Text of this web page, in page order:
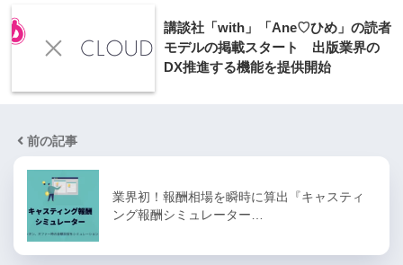
講談社「with」「Ane♡ひめ」の読者
モデルの掲載スタート 出版業界の
DX推進する機能を提供開始
前の記事
業界初！報酬相場を瞬時に算出『キャスティ
ング報酬シミュレーター…